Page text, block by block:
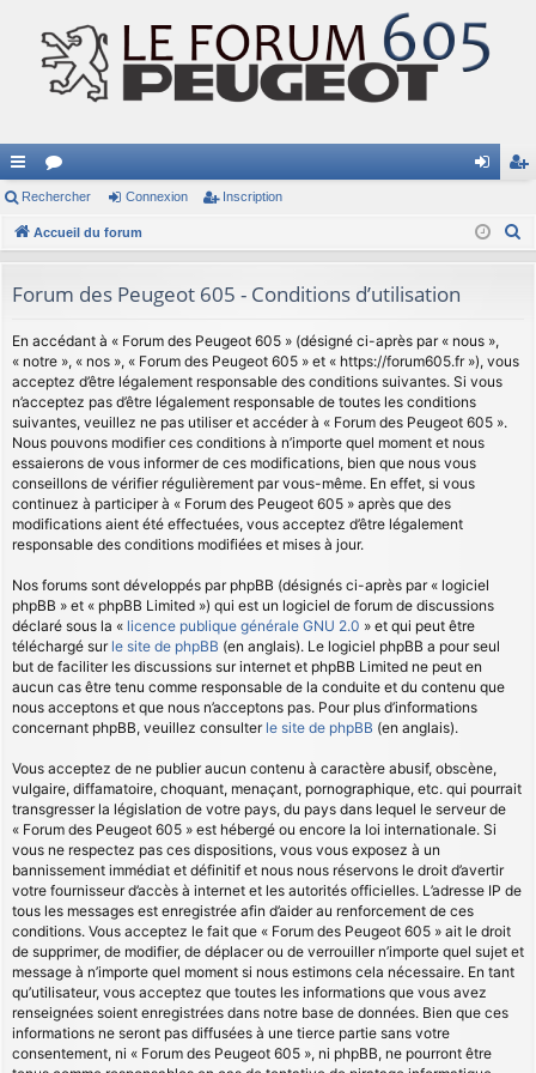
ac
co
ci
s
or
u
s
ne cri
Rechercher Connexion Inscription
Accueil du forum
Forum des Peugeot 605 - Conditions d’utilisation
En accédant à « Forum des Peugeot 605 » (désigné ci-après par « nous »,
« notre », « nos », « Forum des Peugeot 605 » et « https://forum605.fr »), vous
acceptez d’être légalement responsable des conditions suivantes. Si vous
n’acceptez pas d’être légalement responsable de toutes les conditions
suivantes, veuillez ne pas utiliser et accéder à « Forum des Peugeot 605 ».
Nous pouvons modifier ces conditions à n’importe quel moment et nous
essaierons de vous informer de ces modifications, bien que nous vous
conseillons de vérifier régulièrement par vous-même. En effet, si vous
continuez à participer à « Forum des Peugeot 605 » après que des
modifications aient été effectuées, vous acceptez d’être légalement
responsable des conditions modifiées et mises à jour.
Nos forums sont développés par phpBB (désignés ci-après par « logiciel
phpBB » et « phpBB Limited ») qui est un logiciel de forum de discussions
déclaré sous la « licence publique générale GNU 2.0 » et qui peut être
téléchargé sur le site de phpBB (en anglais). Le logiciel phpBB a pour seul
but de faciliter les discussions sur internet et phpBB Limited ne peut en
aucun cas être tenu comme responsable de la conduite et du contenu que
nous acceptons et que nous n’acceptons pas. Pour plus d’informations
concernant phpBB, veuillez consulter le site de phpBB (en anglais).
Vous acceptez de ne publier aucun contenu à caractère abusif, obscène,
vulgaire, diffamatoire, choquant, menaçant, pornographique, etc. qui pourrait
transgresser la législation de votre pays, du pays dans lequel le serveur de
« Forum des Peugeot 605 » est hébergé ou encore la loi internationale. Si
vous ne respectez pas ces dispositions, vous vous exposez à un
bannissement immédiat et définitif et nous nous réservons le droit d’avertir
votre fournisseur d’accès à internet et les autorités officielles. L’adresse IP de
tous les messages est enregistrée afin d’aider au renforcement de ces
conditions. Vous acceptez le fait que « Forum des Peugeot 605 » ait le droit
de supprimer, de modifier, de déplacer ou de verrouiller n’importe quel sujet et
message à n’importe quel moment si nous estimons cela nécessaire. En tant
qu’utilisateur, vous acceptez que toutes les informations que vous avez
renseignées soient enregistrées dans notre base de données. Bien que ces
informations ne seront pas diffusées à une tierce partie sans votre
consentement, ni « Forum des Peugeot 605 », ni phpBB, ne pourront être